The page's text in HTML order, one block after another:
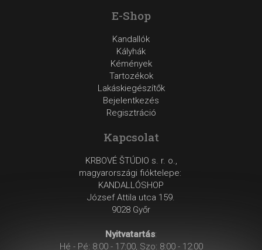
E-Shop
Kandallók
Kályhák
Kémények
Tartozékok
Lakáskiegészítők
Bejelentkezés
Regisztráció
Kapcsolat
KRBOVÉ ŠTÚDIO s. r. o.,
magyarországi fióktelepe:
KANDALLÓSHOP
József Attila utca 159.
9028 Győr
Nyitvatartás:
Hé - Pé: 8:00 - 17:00, Szo: 8:00 - 12:00